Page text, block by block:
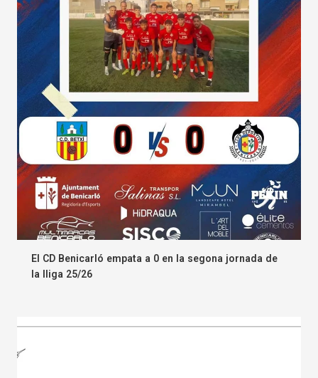
El CD Benicarló empata a 0 en la segona jornada de
la lliga 25/26